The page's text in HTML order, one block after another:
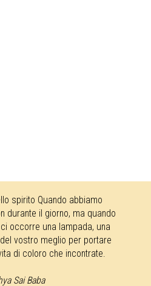
spirito Quando abbiamo
durante il giorno, ma quando
occorre una lampada, una
vostro meglio per portare
di coloro che incontrate.
Sai Baba